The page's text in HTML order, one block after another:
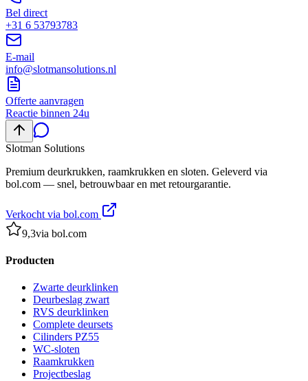
Bel direct
+31 6 53793783
E-mail
info@slotmansolutions.nl
Offerte aanvragen
Reactie binnen 24u
Slotman Solutions
Premium deurkrukken, raamkrukken en sloten. Geleverd via
bol.com — snel, betrouwbaar en met retourgarantie.
Verkocht via bol.com
9,3via bol.com
Producten
Zwarte deurklinken
Deurbeslag zwart
RVS deurklinken
Complete deursets
Cilinders PZ55
WC-sloten
Raamkrukken
Projectbeslag